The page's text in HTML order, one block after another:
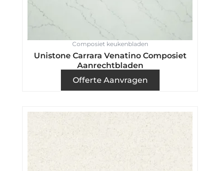
Composiet keukenbladen
Unistone Carrara Venatino Composiet
Aanrechtbladen
Offerte Aanvragen